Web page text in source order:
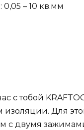
– 10 кв.мм
с тобой
изоляции. Для
с двумя